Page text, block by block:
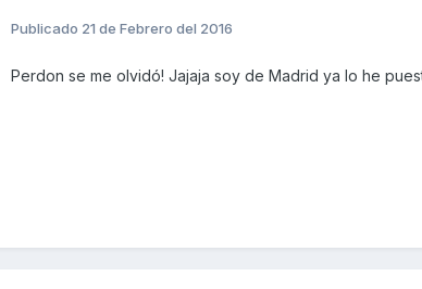
Publicado 21 de Febrero del 2016
Perdon se me olvidó! Jajaja soy de Madrid ya lo he